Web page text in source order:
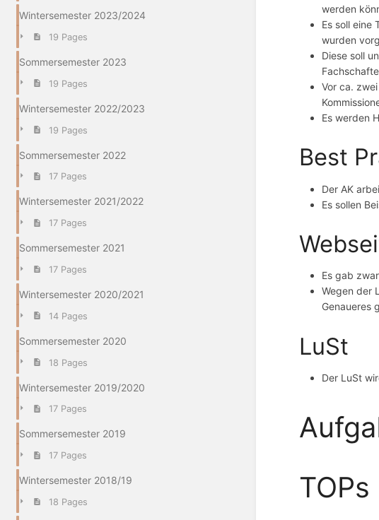
Wintersemester 2023/2024
19 Pages
Sommersemester 2023
19 Pages
Wintersemester 2022/2023
19 Pages
Sommersemester 2022
17 Pages
Wintersemester 2021/2022
17 Pages
Sommersemester 2021
17 Pages
Wintersemester 2020/2021
14 Pages
Sommersemester 2020
18 Pages
Wintersemester 2019/2020
17 Pages
Sommersemester 2019
17 Pages
Wintersemester 2018/19
18 Pages
werden
Es soll eine
wurden
Diese soll
Vor ca.
Es werden
Best
Der AK
Es sollen
Es gab
Wegen der
Genaueres
LuSt
Der LuSt
TOPs